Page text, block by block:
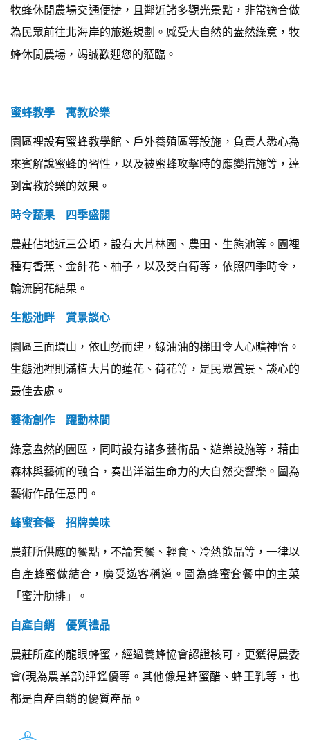
牧蜂休閒農場交通便捷，且鄰近諸多觀光景點，非常適合做
為民眾前往北海岸的旅遊規劃。感受大自然的盎然綠意，牧
蜂休閒農場，竭誠歡迎您的蒞臨。
蜜蜂教學 寓教於樂
園區裡設有蜜蜂教學館、戶外養殖區等設施，負責人悉心為
來賓解說蜜蜂的習性，以及被蜜蜂攻擊時的應變措施等，達
到寓教於樂的效果。
時令蔬果 四季盛開
農莊佔地近三公頃，設有大片林園、農田、生態池等。園裡
種有香蕉、金針花、柚子，以及茭白筍等，依照四季時令，
輪流開花結果。
生態池畔 賞景談心
園區三面環山，依山勢而建，綠油油的梯田令人心曠神怡。
生態池裡則滿植大片的蓮花、荷花等，是民眾賞景、談心的
最佳去處。
藝術創作 躍動林間
綠意盎然的園區，同時設有諸多藝術品、遊樂設施等，藉由
森林與藝術的融合，奏出洋溢生命力的大自然交響樂。圖為
藝術作品任意門。
蜂蜜套餐 招牌美味
農莊所供應的餐點，不論套餐、輕食、冷熱飲品等，一律以
自產蜂蜜做結合，廣受遊客稱道。圖為蜂蜜套餐中的主菜
「蜜汁肋排」。
自產自銷 優質禮品
農莊所產的龍眼蜂蜜，經過養蜂協會認證核可，更獲得農委
會(現為農業部)評鑑優等。其他像是蜂蜜醋、蜂王乳等，也
都是自產自銷的優質產品。